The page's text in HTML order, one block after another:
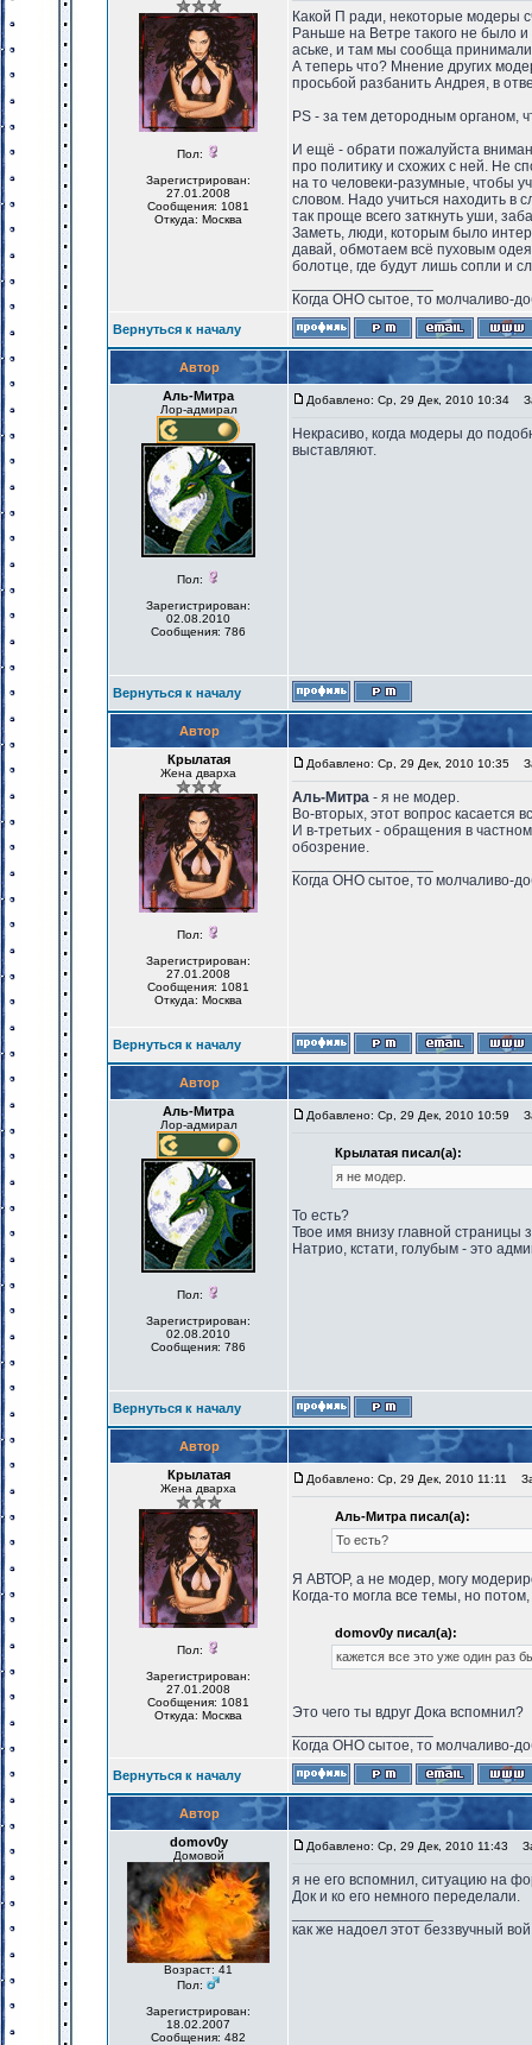
Пол:
Зарегистрирован:
27.01.2008
Сообщения: 1081
Откуда: Москва
Какой П ради, некоторые модеры
Раньше на Ветре такого не было
аське, и там мы сообща
А теперь что? Мнение других
просьбой разбанить Андрея, в
PS - за тем детородным органом,
И ещё - обрати пожалуйста
про политику и схожих с ней. Не
на то человеки-разумные, чтобы
словом. Надо учиться находить в
так проще всего заткнуть уши,
Заметь, люди, которым было
давай, обмотаем всё пуховым
болотце, где будут лишь сопли и
Когда ОНО сытое, то молчаливо-
Вернуться к началу
Автор
Аль-Митра
Лор-адмирал
Пол:
Зарегистрирован:
02.08.2010
Сообщения: 786
Добавлено: Ср, 29 Дек, 2010 10:34
Некрасиво, когда модеры до
выставляют.
Вернуться к началу
Автор
Крылатая
Жена дварха
Пол:
Зарегистрирован:
27.01.2008
Сообщения: 1081
Откуда: Москва
Добавлено: Ср, 29 Дек, 2010 10:35
Аль-Митра - я не модер.
Во-вторых, этот вопрос касается
И в-третьих - обращения в
обозрение.
Когда ОНО сытое, то молчаливо-
Вернуться к началу
Автор
Аль-Митра
Лор-адмирал
Пол:
Зарегистрирован:
02.08.2010
Сообщения: 786
Добавлено: Ср, 29 Дек, 2010 10:59
Крылатая писал(а):
я не модер.
То есть?
Твое имя внизу главной
Натрио, кстати, голубым - это
Вернуться к началу
Автор
Крылатая
Жена дварха
Пол:
Зарегистрирован:
27.01.2008
Сообщения: 1081
Откуда: Москва
Добавлено: Ср, 29 Дек, 2010 11:11
Аль-Митра писал(а):
То есть?
Я АВТОР, а не модер, могу
Когда-то могла все темы, но
domov0y писал(а):
кажется все это уже один раз
Это чего ты вдруг Дока вспомнил?
Когда ОНО сытое, то молчаливо-
Вернуться к началу
Автор
domov0y
Домовой
Возраст: 41
Пол:
Зарегистрирован:
18.02.2007
Сообщения: 482
Добавлено: Ср, 29 Дек, 2010 11:43
я не его вспомнил, ситуацию на
Док и ко его немного переделали.
как же надоел этот беззвучный